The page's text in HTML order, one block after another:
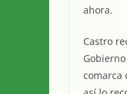
ahora.
Castro
comarca